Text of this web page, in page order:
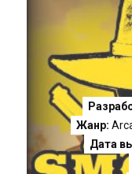
Жанр:
Дата